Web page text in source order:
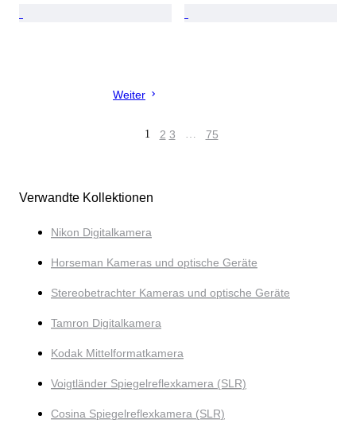
Weiter
1 2 3 … 75
Verwandte Kollektionen
Nikon Digitalkamera
Horseman Kameras und optische Geräte
Stereobetrachter Kameras und optische Geräte
Tamron Digitalkamera
Kodak Mittelformatkamera
Voigtländer Spiegelreflexkamera (SLR)
Cosina Spiegelreflexkamera (SLR)